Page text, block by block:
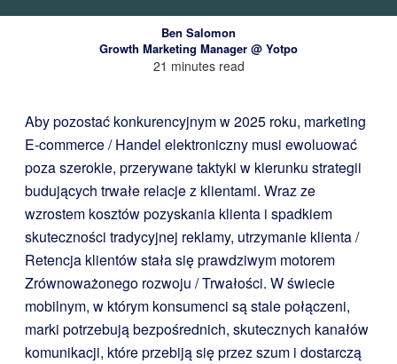
Ben Salomon
Growth Marketing Manager @ Yotpo
21 minutes read
Aby pozostać konkurencyjnym w 2025 roku, marketing
E-commerce / Handel elektroniczny musi ewoluować
poza szerokie, przerywane taktyki w kierunku strategii
budujących trwałe relacje z klientami. Wraz ze
wzrostem kosztów pozyskania klienta i spadkiem
skuteczności tradycyjnej reklamy, utrzymanie klienta /
Retencja klientów stała się prawdziwym motorem
Zrównoważonego rozwoju / Trwałości. W świecie
mobilnym, w którym konsumenci są stale połączeni,
marki potrzebują bezpośrednich, skutecznych kanałów
komunikacji, które przebiją się przez szum i dostarczą